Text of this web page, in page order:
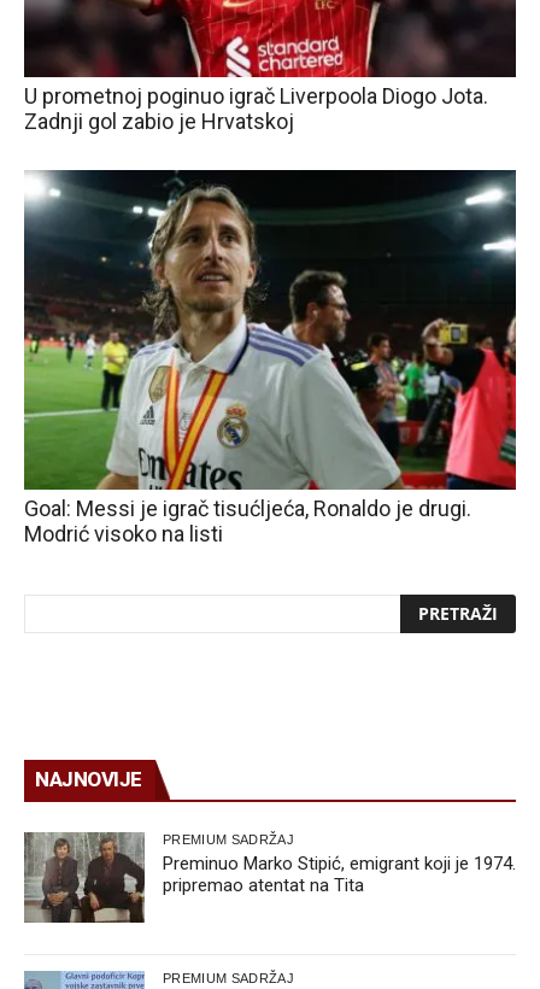
U prometnoj poginuo igrač Liverpoola Diogo Jota.
Zadnji gol zabio je Hrvatskoj
Goal: Messi je igrač tisućljeća, Ronaldo je drugi.
Modrić visoko na listi
NAJNOVIJE
PREMIUM SADRŽAJ
Preminuo Marko Stipić, emigrant koji je 1974.
pripremao atentat na Tita
PREMIUM SADRŽAJ